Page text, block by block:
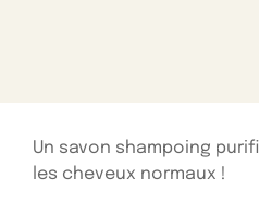
Un savon shampoing
les cheveux normaux !